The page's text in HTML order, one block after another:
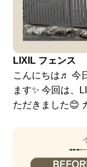
LIXIL フェンス
こんにちは♬ 今
ます✨ 今回は、
ただきました😊